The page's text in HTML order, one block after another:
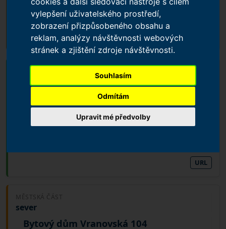
vylepšení uživatelského prostředí,
zobrazení přizpůsobeného obsahu a
reklam, analýzy návštěvnosti webových
stránek a zjištění zdroje návštěvnosti.
Souhlasím
Odmítám
Upravit mé předvolby
Investor: T-DEVELOPMENT s.r.o.
Soukromá
Polyfunkční dům Svitavská 34
URL
MĚSTSKÁ ČÁST
sever
Bytový dům Vranovská 104